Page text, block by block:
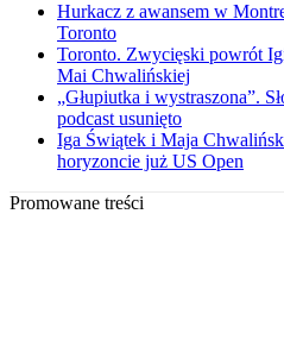
Hurkacz z awansem w
Toronto
Toronto. Zwycięski powrót
Mai Chwalińskiej
„Głupiutka i wystraszona”.
podcast usunięto
Iga Świątek i Maja
horyzoncie już US Open
Promowane treści